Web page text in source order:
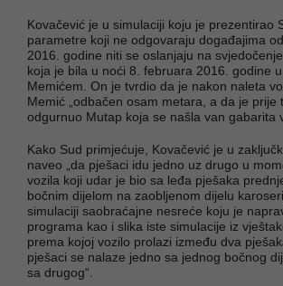
Kovačević je u simulaciji koju je prezentirao
parametre koji ne odgovaraju događajima
2016. godine niti se oslanjaju na
koja je bila u noći 8. februara 2016. godine
Memićem. On je tvrdio da je nakon naleta
Memić „odbačen osam metara, a da je prije
odgurnuo Mutap koja se našla van gabarita
Kako Sud primjećuje, Kovačević je u
naveo „da pješaci idu jedno uz drugo u
vozila koji udar je bio sa leđa pješaka
bočnim dijelom na zaobljenom dijelu
simulaciji saobraćajne nesreće koju je
programa kao i slika iste simulacije iz
prema kojoj vozilo prolazi između dva
pješaci se nalaze jedno sa jednog bočnog
sa drugog“.